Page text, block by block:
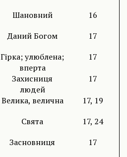
Шановний
16
Даний Богом
17
Гірка; улюблена;
вперта
17
Захисниця
людей
17
Велика, велична
17, 19
Свята
17, 24
Засновниця
17